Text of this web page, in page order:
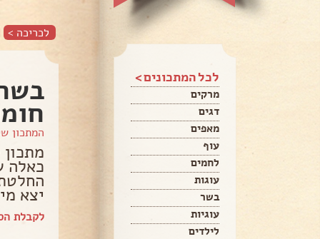
לכל המתכונים >
מרקים
דגים
מאפים
עוף
לחמים
עוגות
בשר
עוגיות
לילדים
לכריכה >
המתכון
כאלה
יצא
לקבלת